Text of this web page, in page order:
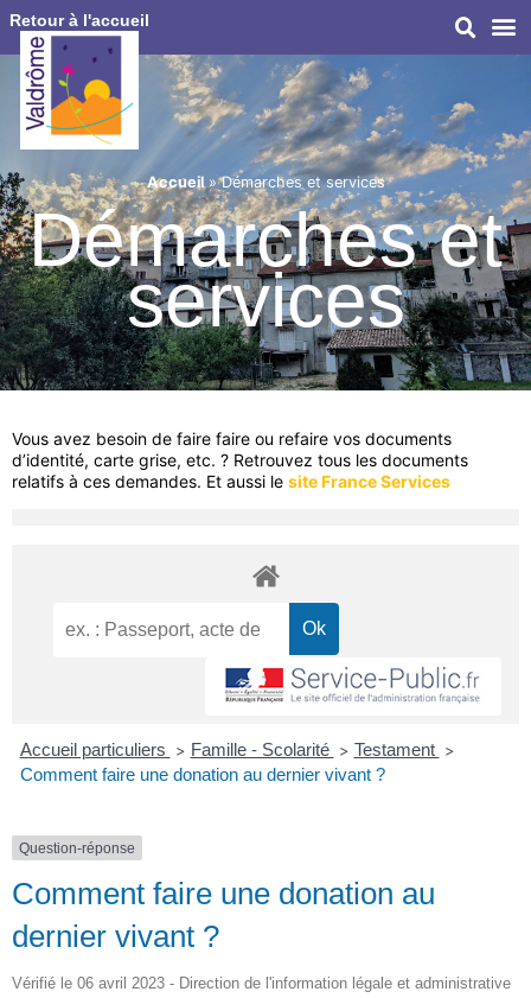
Retour à l'accueil
Accueil»Démarches et services
Démarches et
services
Vous avez besoin de faire faire ou refaire vos documents
d’identité, carte grise, etc. ? Retrouvez tous les documents
relatifs à ces demandes. Et aussi le site France Services
Accueil particuliers > Famille - Scolarité > Testament >
Comment faire une donation au dernier vivant ?
Question-réponse
Comment faire une donation au
dernier vivant ?
Vérifié le 06 avril 2023 - Direction de l'information légale et administrative